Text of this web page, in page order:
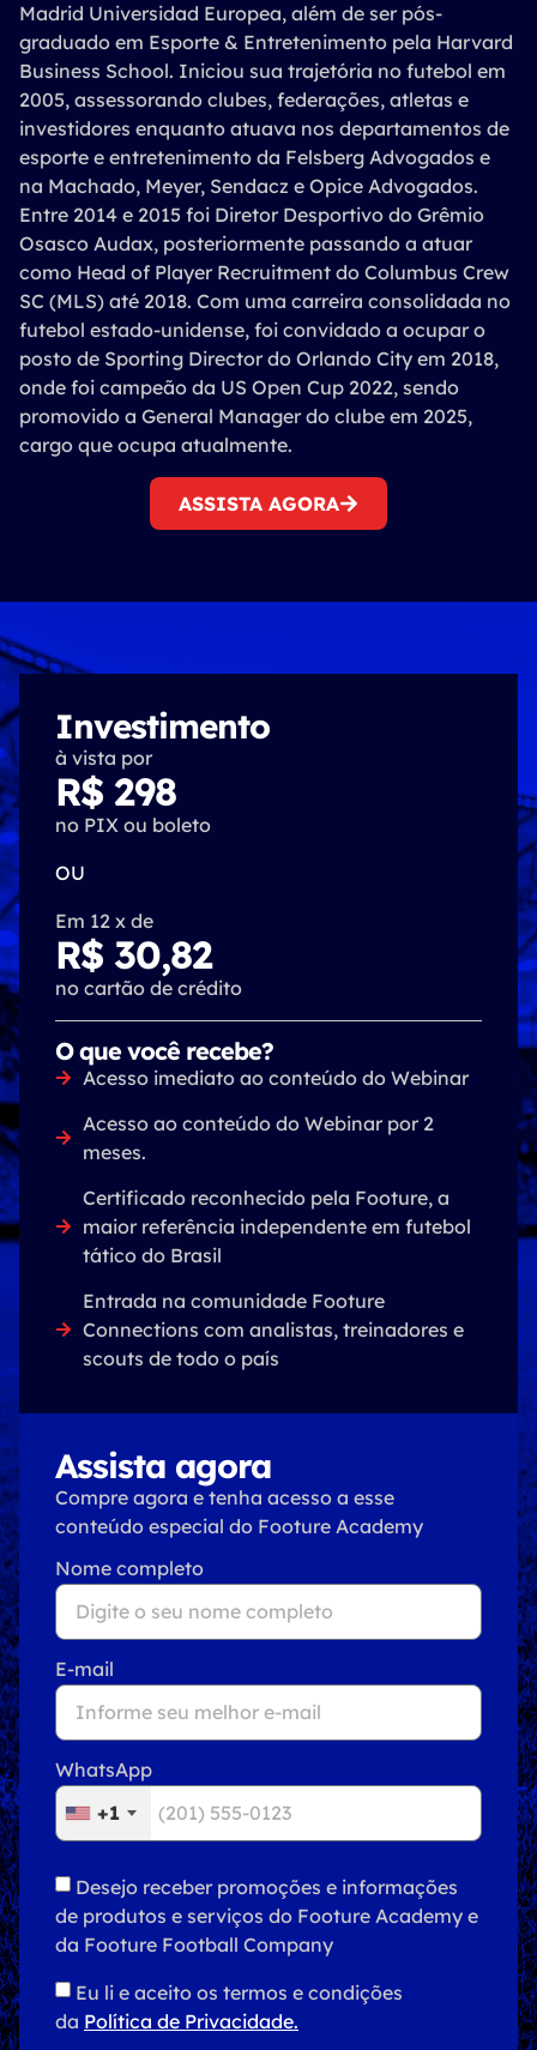
Madrid Universidad Europea, além de ser pós-
graduado em Esporte & Entretenimento pela Harvard
Business School. Iniciou sua trajetória no futebol em
2005, assessorando clubes, federações, atletas e
investidores enquanto atuava nos departamentos de
esporte e entretenimento da Felsberg Advogados e
na Machado, Meyer, Sendacz e Opice Advogados.
Entre 2014 e 2015 foi Diretor Desportivo do Grêmio
Osasco Audax, posteriormente passando a atuar
como Head of Player Recruitment do Columbus Crew
SC (MLS) até 2018. Com uma carreira consolidada no
futebol estado-unidense, foi convidado a ocupar o
posto de Sporting Director do Orlando City em 2018,
onde foi campeão da US Open Cup 2022, sendo
promovido a General Manager do clube em 2025,
cargo que ocupa atualmente.
ASSISTA AGORA
Investimento
à vista por
R$ 298
no PIX ou boleto
OU
Em 12 x de
R$ 30,82
no cartão de crédito
O que você recebe?
Acesso imediato ao conteúdo do Webinar
Acesso ao conteúdo do Webinar por 2
meses.
Certificado reconhecido pela Footure, a
maior referência independente em futebol
tático do Brasil
Entrada na comunidade Footure
Connections com analistas, treinadores e
scouts de todo o país
Assista agora
Compre agora e tenha acesso a esse
conteúdo especial do Footure Academy
Nome completo
E-mail
WhatsApp
+1
Desejo receber promoções e informações
de produtos e serviços do Footure Academy e
da Footure Football Company
Eu li e aceito os termos e condições
da Política de Privacidade.